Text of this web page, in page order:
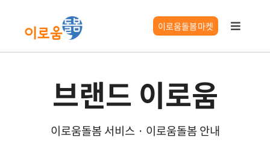
로
이로움돌봄마켓
Toggle
요양시설찾기브랜드 이로움
이로움돌봄 서비스 · 이로움돌봄 안내